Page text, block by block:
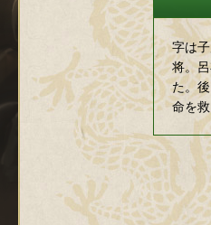
字は
将。
た。
命を